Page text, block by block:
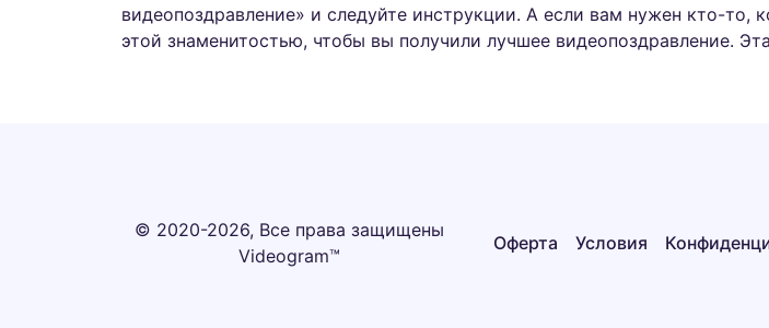
видеопоздравление» и следуйте инструкции. А если вам нужен кто-
этой знаменитостью, чтобы вы получили лучшее видеопоздравление.
© 2020-2026, Все права защищены
Videogram™
Оферта Условия